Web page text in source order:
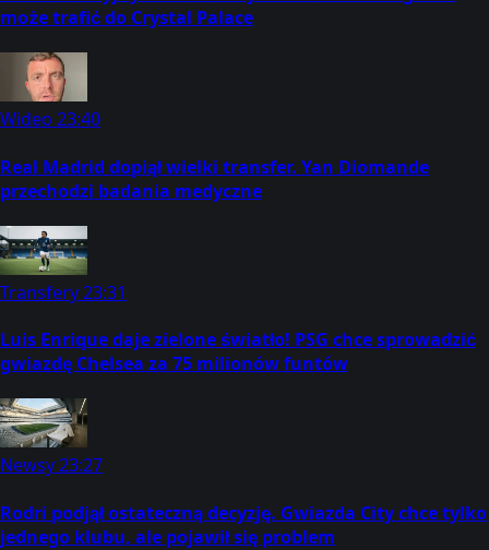
może trafić do Crystal Palace
Wideo 23:40
Real Madrid dopiął wielki transfer. Yan Diomande
przechodzi badania medyczne
Transfery23:31
Luis Enrique daje zielone światło! PSG chce sprowadzić
gwiazdę Chelsea za 75 milionów funtów
Newsy23:27
Rodri podjął ostateczną decyzję. Gwiazda City chce tylko
jednego klubu, ale pojawił się problem